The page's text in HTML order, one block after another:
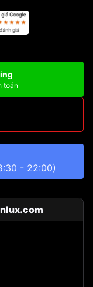
toán
- 22:00)